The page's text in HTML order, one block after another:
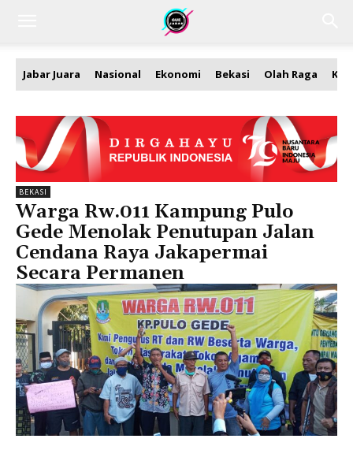
Jabar Juara Nasional Ekonomi Bekasi Olah Raga
BEKASI
Warga Rw.011 Kampung Pulo
Gede Menolak Penutupan Jalan
Cendana Raya Jakapermai
Secara Permanen